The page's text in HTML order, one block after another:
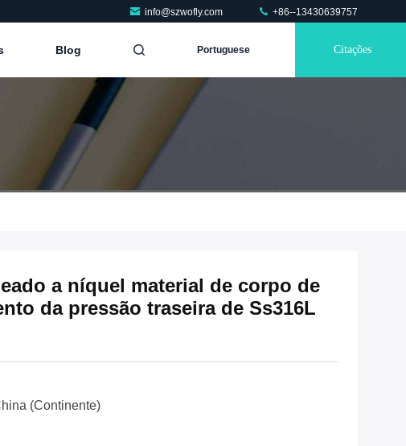
info@szwofly.com +86--13430639757
Blog Portuguese Citações
a níquel material de corpo de
da pressão traseira de Ss316L
(Continente)